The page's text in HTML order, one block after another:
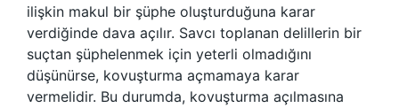
ilişkin makul bir şüphe oluşturduğuna karar
verdiğinde dava açılır. Savcı toplanan delillerin bir
suçtan şüphelenmek için yeterli olmadığını
düşünürse, kovuşturma açmamaya karar
vermelidir. Bu durumda, kovuşturma açılmasına